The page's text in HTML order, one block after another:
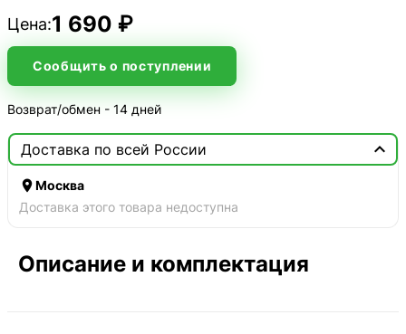
Цена:1 690 ₽
Сообщить о поступлении
Возврат/обмен - 14 дней
Доставка по всей России 
Москва
Доставка этого товара недоступна
Описание и комплектация